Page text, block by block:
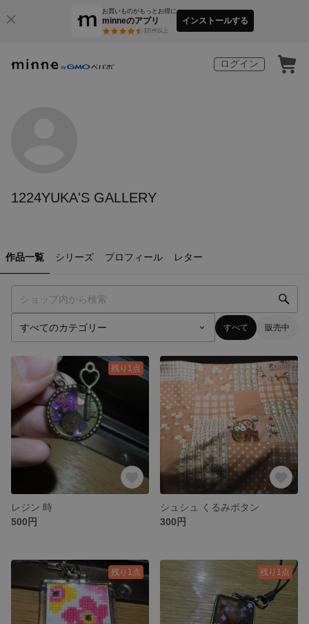
お買いものがもっとお得に
minneのアプリ
3万件以上
インストールする
ログイン
1224YUKA'S GALLERY
作品一覧 シリーズ プロフィール レター
すべて 販売中
残り1点
レジン 時
500円
シュシュ くるみボタン
300円
残り1点 残り1点